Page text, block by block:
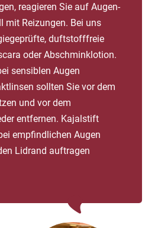
reagieren Sie auf Augen-
mit Reizungen. Bei uns
duftstofffreie
oder Abschminklotion.
sensiblen Augen
sollten Sie vor dem
und vor dem
entfernen. Kajalstift
empfindlichen Augen
Lidrand auftragen